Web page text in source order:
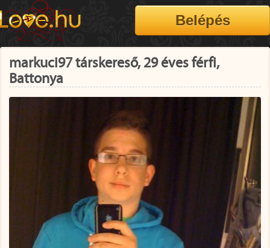
markuci97 társkereső, 29 éves férfi,
Battonya